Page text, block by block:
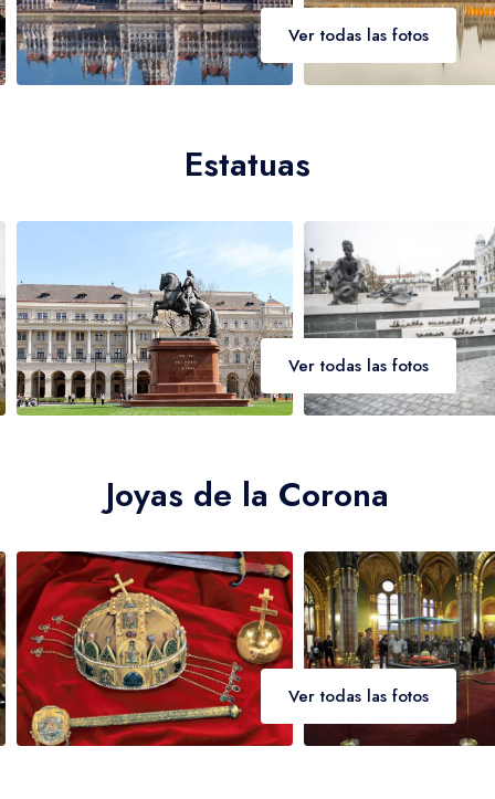
Ver todas las fotos
Estatuas
Ver todas las fotos
Joyas de la Corona
Ver todas las fotos